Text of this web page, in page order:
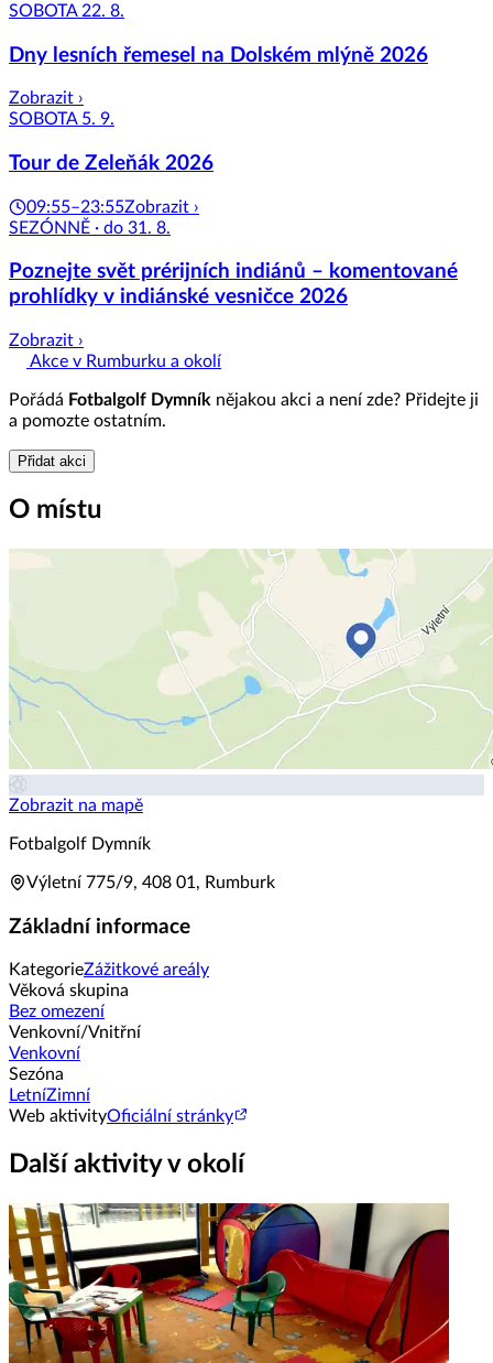
SOBOTA 22. 8.
Dny lesních řemesel na Dolském mlýně 2026
Zobrazit ›
SOBOTA 5. 9.
Tour de Zeleňák 2026
09:55–23:55Zobrazit ›
SEZÓNNĚ · do 31. 8.
Poznejte svět prérijních indiánů – komentované
prohlídky v indiánské vesničce 2026
Zobrazit ›
Akce v Rumburku a okolí
Pořádá Fotbalgolf Dymník nějakou akci a není zde? Přidejte ji
a pomozte ostatním.
Přidat akci
O místu
Zobrazit na mapě
Fotbalgolf Dymník
Výletní 775/9, 408 01, Rumburk
Základní informace
KategorieZážitkové areály
Věková skupina
Bez omezení
Venkovní/Vnitřní
Venkovní
Sezóna
LetníZimní
Web aktivityOficiální stránky
Další aktivity v okolí